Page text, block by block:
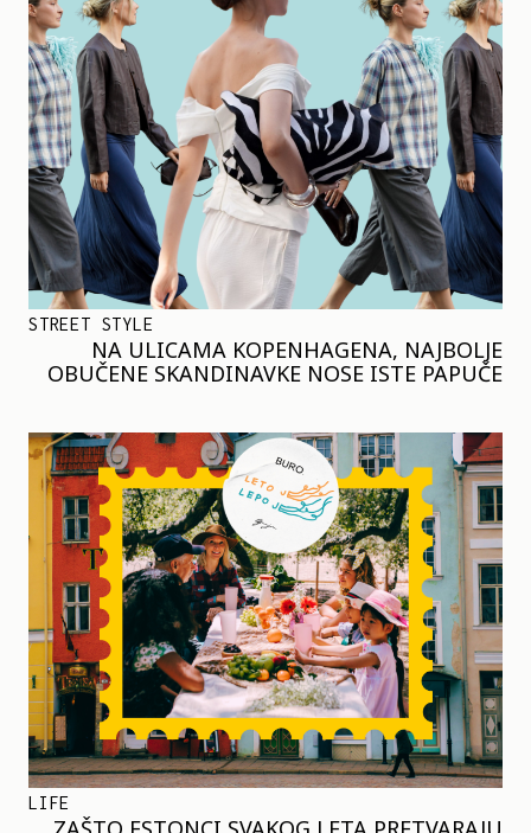
STREET STYLE
NA ULICAMA KOPENHAGENA, NAJBOLJE
OBUČENE SKANDINAVKE NOSE ISTE PAPUČE
LIFE